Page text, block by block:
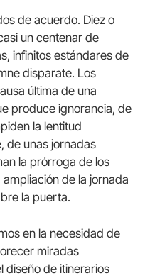
de acuerdo. Diez o
un centenar de
infinitos estándares de
disparate. Los
última de una
produce ignorancia, de
la lentitud
de unas jornadas
la prórroga de los
de la jornada
la puerta.
en la necesidad de
miradas
diseño de itinerarios